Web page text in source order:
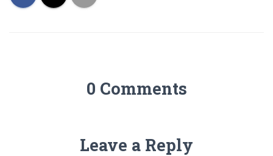
0 Comments
Leave a Reply